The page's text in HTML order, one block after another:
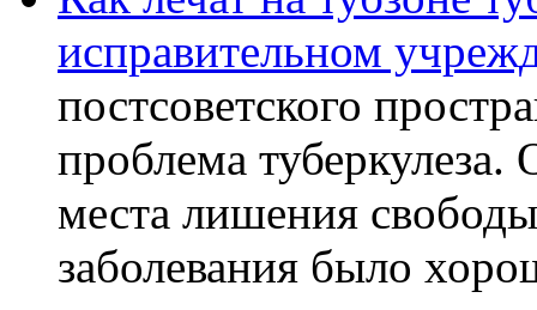
исправительном
постсоветского
проблема
места лишения
заболевания было